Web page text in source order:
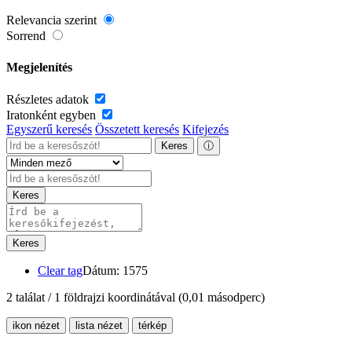
Relevancia szerint
Sorrend
Megjelenítés
Részletes adatok
Iratonként egyben
Egyszerű keresés Összetett keresés Kifejezés
Keres ⓘ
Keres
Keres
Clear tagDátum: 1575
2 találat / 1 földrajzi koordinátával (0,01 másodperc)
ikon nézet lista nézet térkép